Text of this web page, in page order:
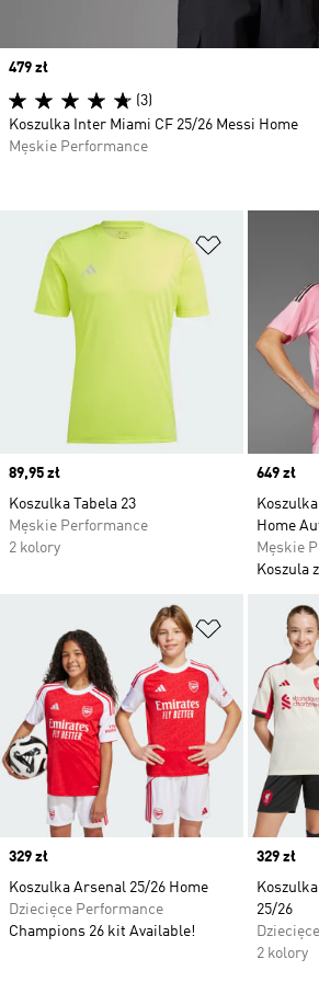
Dodaj do
Price
89,95 zł
Koszulka Tabela 23
Męskie Performance
2 kolory
Price
649 zł
Home
Męskie
Koszula
Dodaj do
Price
329 zł
Koszulka Arsenal 25/26 Home
Dziecięce Performance
Champions 26 kit Available!
Price
329 zł
25/26
2 kolory
Price
479 zł
(3)
Koszulka Inter Miami CF 25/26 Messi Home
Męskie Performance